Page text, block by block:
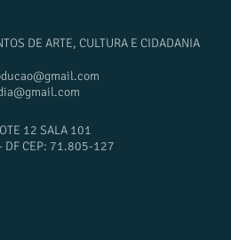
DE ARTE, CULTURA E CIDADANIA
12 SALA 101
DF CEP: 71.805-127